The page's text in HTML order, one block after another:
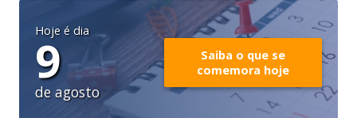
Hoje é dia
9
de agosto
Saiba o que se
comemora hoje